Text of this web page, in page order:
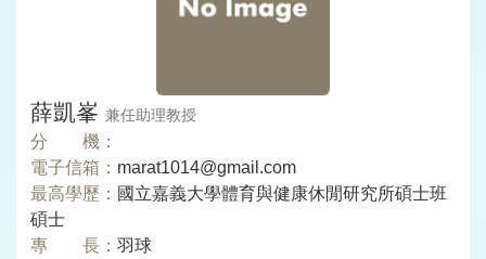
薛凱峯 兼任助理教授
分 機：
電子信箱： marat1014@gmail.com
最高學歷： 國立嘉義大學體育與健康休閒研究所碩士班
碩士
專 長： 羽球